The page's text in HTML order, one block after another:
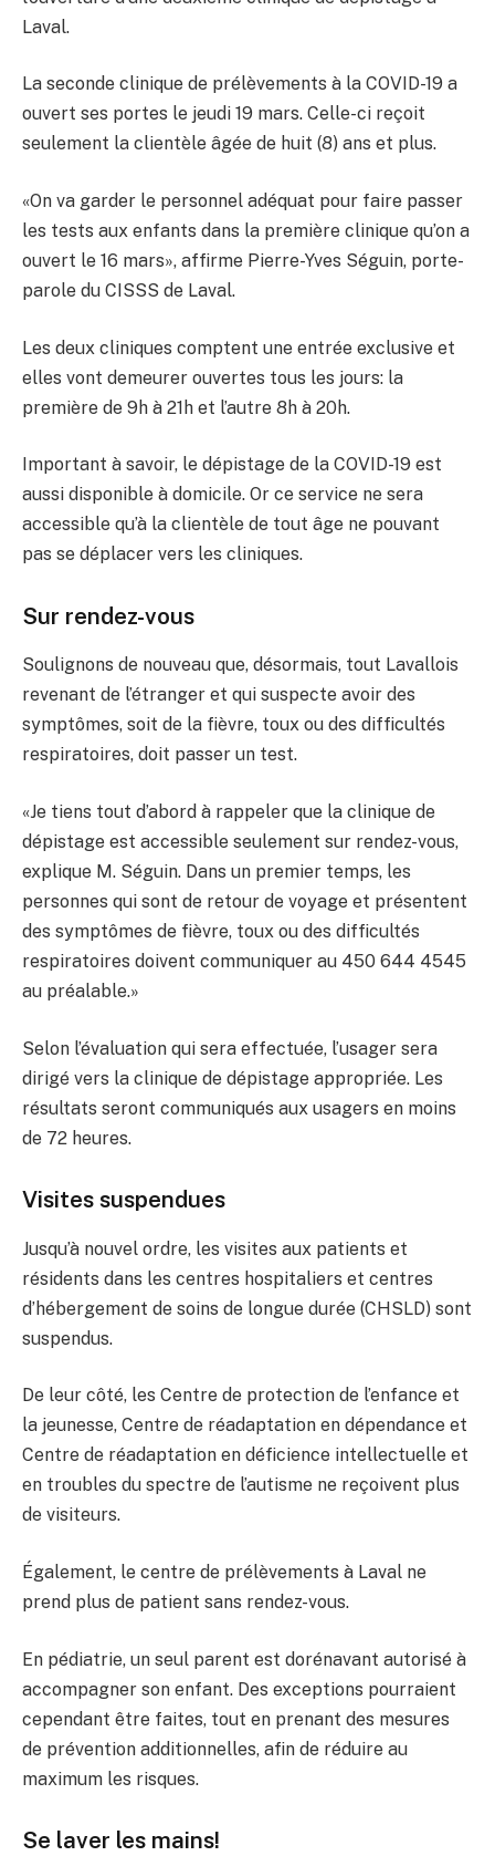
Laval.
La seconde clinique de prélèvements à la COVID-19 a
ouvert ses portes le jeudi 19 mars. Celle-ci reçoit
seulement la clientèle âgée de huit (8) ans et plus.
«On va garder le personnel adéquat pour faire passer
les tests aux enfants dans la première clinique qu’on a
ouvert le 16 mars», affirme Pierre-Yves Séguin, porte-
parole du CISSS de Laval.
Les deux cliniques comptent une entrée exclusive et
elles vont demeurer ouvertes tous les jours: la
première de 9h à 21h et l’autre 8h à 20h.
Important à savoir, le dépistage de la COVID-19 est
aussi disponible à domicile. Or ce service ne sera
accessible qu’à la clientèle de tout âge ne pouvant
pas se déplacer vers les cliniques.
Sur rendez-vous
Soulignons de nouveau que, désormais, tout Lavallois
revenant de l’étranger et qui suspecte avoir des
symptômes, soit de la fièvre, toux ou des difficultés
respiratoires, doit passer un test.
«Je tiens tout d’abord à rappeler que la clinique de
dépistage est accessible seulement sur rendez-vous,
explique M. Séguin. Dans un premier temps, les
personnes qui sont de retour de voyage et présentent
des symptômes de fièvre, toux ou des difficultés
respiratoires doivent communiquer au 450 644 4545
au préalable.»
Selon l’évaluation qui sera effectuée, l’usager sera
dirigé vers la clinique de dépistage appropriée. Les
résultats seront communiqués aux usagers en moins
de 72 heures.
Visites suspendues
Jusqu’à nouvel ordre, les visites aux patients et
résidents dans les centres hospitaliers et centres
d’hébergement de soins de longue durée (CHSLD) sont
suspendus.
De leur côté, les Centre de protection de l’enfance et
la jeunesse, Centre de réadaptation en dépendance et
Centre de réadaptation en déficience intellectuelle et
en troubles du spectre de l’autisme ne reçoivent plus
de visiteurs.
Également, le centre de prélèvements à Laval ne
prend plus de patient sans rendez-vous.
En pédiatrie, un seul parent est dorénavant autorisé à
accompagner son enfant. Des exceptions pourraient
cependant être faites, tout en prenant des mesures
de prévention additionnelles, afin de réduire au
maximum les risques.
Se laver les mains!